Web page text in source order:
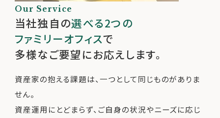
Our Service
当社独自の選べる2つの
ファミリーオフィスで
多様なご要望にお応えします。
資産家の抱える課題は、一つとして同じものがありま
せん。
資産運用にとどまらず、ご自身の状況やニーズに応じ